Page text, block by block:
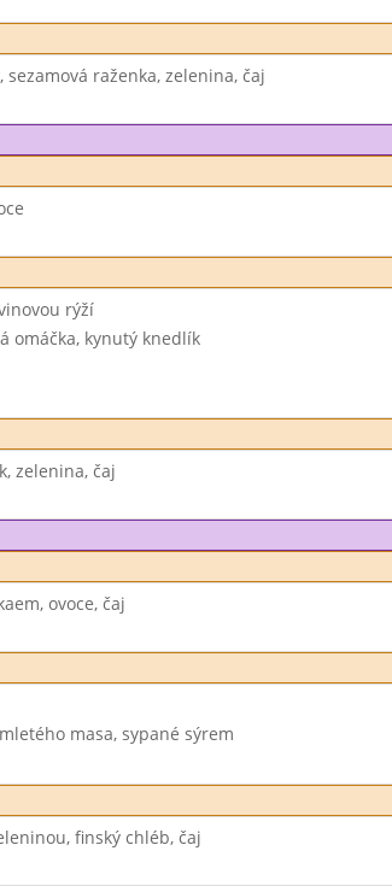
sezamová raženka, zelenina, čaj
rýží
omáčka, kynutý knedlík
zelenina, čaj
ovoce, čaj
masa, sypané sýrem
finský chléb, čaj